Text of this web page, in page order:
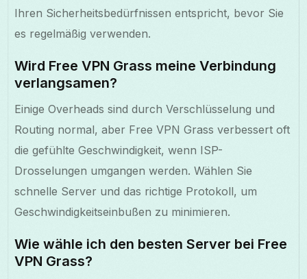
Ihren Sicherheitsbedürfnissen entspricht, bevor Sie
es regelmäßig verwenden.
Wird Free VPN Grass meine Verbindung
verlangsamen?
Einige Overheads sind durch Verschlüsselung und
Routing normal, aber Free VPN Grass verbessert oft
die gefühlte Geschwindigkeit, wenn ISP-
Drosselungen umgangen werden. Wählen Sie
schnelle Server und das richtige Protokoll, um
Geschwindigkeitseinbußen zu minimieren.
Wie wähle ich den besten Server bei Free
VPN Grass?